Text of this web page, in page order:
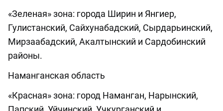
«Зеленая» зона: города Ширин и Янгиер,
Гулистанский, Сайхунабадский, Сырдарьинский,
Мирзаабадский, Акалтынский и Сардобинский
районы.
Наманганская область
«Красная» зона: город Наманган, Нарынский,